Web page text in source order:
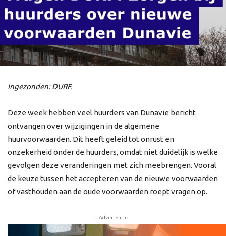
Ingezonden: DURF.
Deze week hebben veel huurders van Dunavie bericht
ontvangen over wijzigingen in de algemene
huurvoorwaarden. Dit heeft geleid tot onrust en
onzekerheid onder de huurders, omdat niet duidelijk is welke
gevolgen deze veranderingen met zich meebrengen. Vooral
de keuze tussen het accepteren van de nieuwe voorwaarden
of vasthouden aan de oude voorwaarden roept vragen op.
- Advertentie -